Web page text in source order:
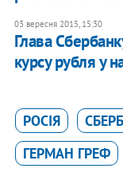
03 вересня 2015, 15:30
Глава
курсу рубля у
РОСІЯ
ГЕРМАН ГРЕФ